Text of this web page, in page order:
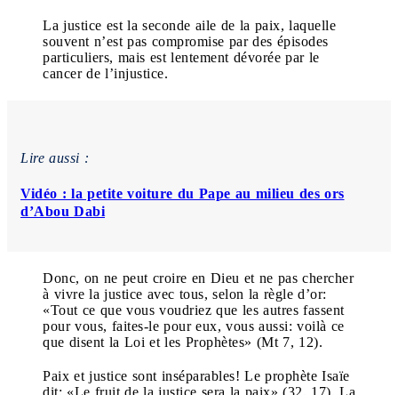
La justice est la seconde aile de la paix, laquelle
souvent n’est pas compromise par des épisodes
particuliers, mais est lentement dévorée par le
cancer de l’injustice.
Lire aussi :
Vidéo : la petite voiture du Pape au milieu des ors
d’Abou Dabi
Donc, on ne peut croire en Dieu et ne pas chercher
à vivre la justice avec tous, selon la règle d’or:
«Tout ce que vous voudriez que les autres fassent
pour vous, faites-le pour eux, vous aussi: voilà ce
que disent la Loi et les Prophètes» (Mt 7, 12).
Paix et justice sont inséparables! Le prophète Isaïe
dit: «Le fruit de la justice sera la paix» (32, 17). La